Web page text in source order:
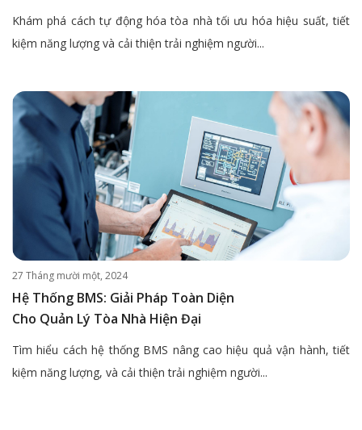
Khám phá cách tự động hóa tòa nhà tối ưu hóa hiệu suất, tiết
kiệm năng lượng và cải thiện trải nghiệm người...
27 Tháng mười một, 2024
Hệ Thống BMS: Giải Pháp Toàn Diện
Cho Quản Lý Tòa Nhà Hiện Đại
Tìm hiểu cách hệ thống BMS nâng cao hiệu quả vận hành, tiết
kiệm năng lượng, và cải thiện trải nghiệm người...